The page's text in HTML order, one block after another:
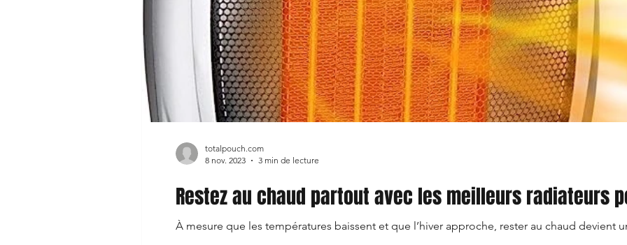
Restez au chaud partout avec les meilleurs radiateurs
À mesure que les températures baissent et que l’hiver approche, rester au chaud devient
totalpouch.com
8 nov. 2023
3 min de lecture